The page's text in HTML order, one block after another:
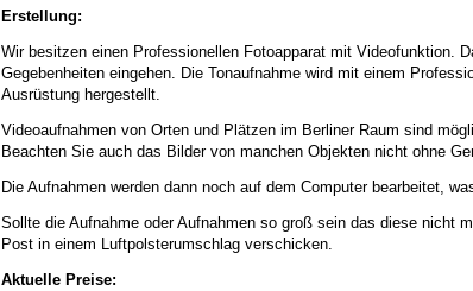
Erstellung:
Wir besitzen einen Professionellen Fotoapparat mit Videofunktion.
Gegebenheiten eingehen. Die Tonaufnahme wird mit einem
Ausrüstung hergestellt.
Videoaufnahmen von Orten und Plätzen im Berliner Raum sind
Beachten Sie auch das Bilder von manchen Objekten nicht ohne
Die Aufnahmen werden dann noch auf dem Computer bearbeitet,
Sollte die Aufnahme oder Aufnahmen so groß sein das diese nicht
Post in einem Luftpolsterumschlag verschicken.
Aktuelle Preise: